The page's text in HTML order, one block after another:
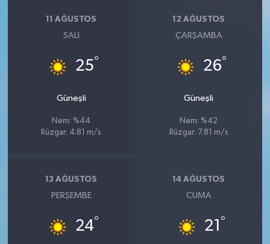
11 AĞUSTOS
SALI
25°
Güneşli
Nem: %44
Rüzgar: 4.81 m/s
12 AĞUSTOS
ÇARŞAMBA
26°
Güneşli
Nem: %42
Rüzgar: 7.81 m/s
13 AĞUSTOS
PERŞEMBE
24°
14 AĞUSTOS
CUMA
21 °